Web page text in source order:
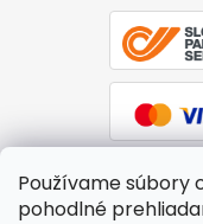
Používame súbory
pohodlné